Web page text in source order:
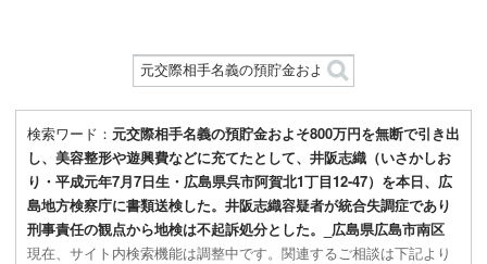
検索ワード： 元交際相手名義の預貯金およそ800万円を無断で引き出
し、美容整形や遊興費などに充てたとして、井阪志織（いさかしお
り・平成元年7月7日生・広島県呉市阿賀北1丁目12-47）を本日、広
島地方検察庁に書類送検した。井阪志織容疑者が統合失調症であり
刑事責任の観点から地検は不起訴処分とした。_広島県広島市南区
現在、サイト内検索機能は調整中です。関連するご相談は下記より